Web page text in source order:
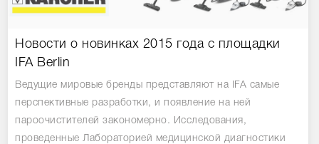
Новости о новинках 2015 года с площадки
IFA Berlin
Ведущие мировые бренды представляют на IFA самые
перспективные разработки, и появление на ней
пароочистителей закономерно. Исследования,
проведенные Лабораторией медицинской диагностики